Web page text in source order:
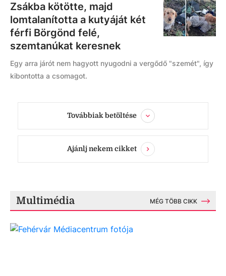
Zsákba kötötte, majd
lomtalanította a kutyáját két
férfi Börgönd felé,
szemtanúkat keresnek
Egy arra járót nem hagyott nyugodni a vergődő "szemét", így
kibontotta a csomagot.
Továbbiak betöltése
Ajánlj nekem cikket
Multimédia MÉG TÖBB CIKK